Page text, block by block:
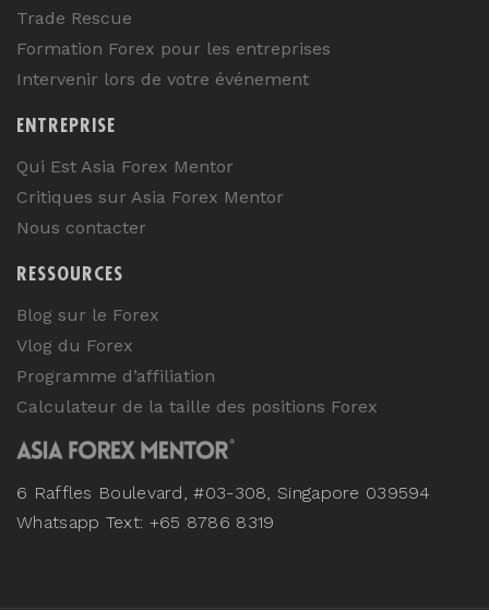
Trade Rescue
Formation Forex pour les entreprises
Intervenir lors de votre événement
ENTREPRISE
Qui Est Asia Forex Mentor
Critiques sur Asia Forex Mentor
Nous contacter
RESSOURCES
Blog sur le Forex
Vlog du Forex
Programme d’affiliation
Calculateur de la taille des positions Forex
6 Raffles Boulevard, #03-308, Singapore 039594
Whatsapp Text: +65 8786 8319